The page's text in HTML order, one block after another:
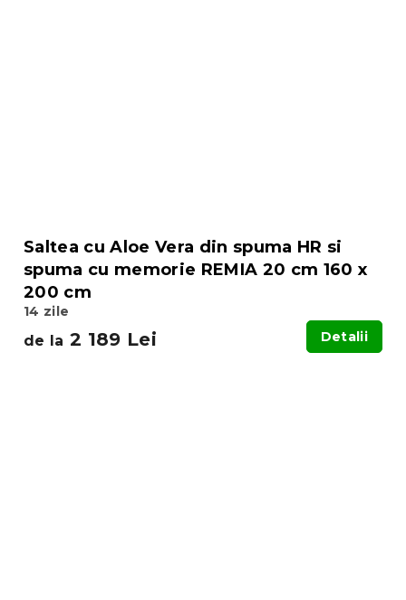
Saltea cu Aloe Vera din spuma HR si
spuma cu memorie REMIA 20 cm 160 x
200 cm
14 zile
de la 2 189 Lei Detalii